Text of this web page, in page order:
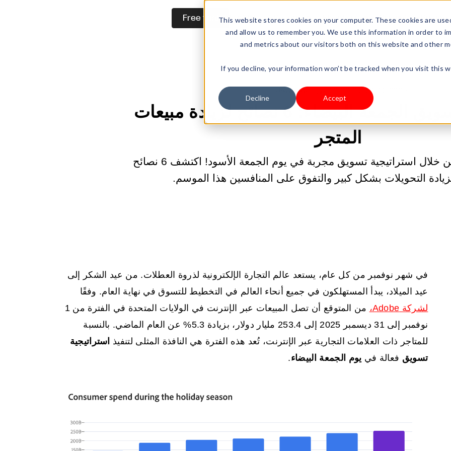
This website stores cookies on your computer. These cookies are
and allow us to remember you. We use this information in order to
and metrics about our visitors both on this website and other
If you decline, your information won’t be tracked when you visit this
Accept
Decline
Pricing
Shoplazza.cn
Resources
LOG IN
Free trial
12/11/2025 12:00:01 ص | بيع منتجاتك
استراتيجية تسويق الجمعة البيضاء: 6 نصائح لزيادة مبيعات
المتجر
عزز مبيعات عطلتك من خلال استراتيجية تسويق مجربة في يوم الجمعة الأسود! اكتشف 6 نصائح
التحويلات بشكل كبير والتفوق على المنافسين هذا الموسم.
في شهر نوفمبر من كل عام، يستعد عالم التجارة الإلكترونية لذروة العطلات. من عيد الشكر إلى
عيد الميلاد، يبدأ المستهلكون في جميع أنحاء العالم في التخطيط للتسوق في نهاية العام. وفقًا
لشركة Adobe،
من المتوقع أن تصل المبيعات عبر الإنترنت في الولايات المتحدة في الفترة من 1
نوفمبر إلى 31 ديسمبر 2025 إلى 253.4 مليار دولار، بزيادة 5.3% عن العام الماضي. بالنسبة
للمتاجر ذات العلامات التجارية عبر الإنترنت، تُعد هذه الفترة هي النافذة المثلى لتنفيذ استراتيجية
تسويق فعالة في يوم الجمعة البيضاء.